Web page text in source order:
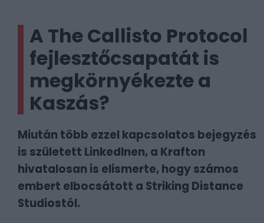
A The Callisto Protocol
fejlesztőcsapatát is
megkörnyékezte a
Kaszás?
Miután több ezzel kapcsolatos bejegyzés
is született LinkedInen, a Krafton
hivatalosan is elismerte, hogy számos
embert elbocsátott a Striking Distance
Studiostól.